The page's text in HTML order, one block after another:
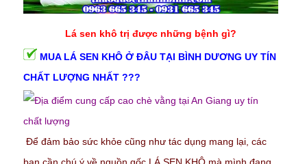
Lá sen khô trị được những bệnh gì?
MUA LÁ SEN KHÔ Ở ĐÂU TẠI BÌNH DƯƠNG UY TÍN
CHẤT LƯỢNG NHẤT ???
Để đảm bảo sức khỏe cũng như tác dụng mang lại, các
bạn cần chú ý về nguồn gốc LÁ SEN KHÔ mà mình đang